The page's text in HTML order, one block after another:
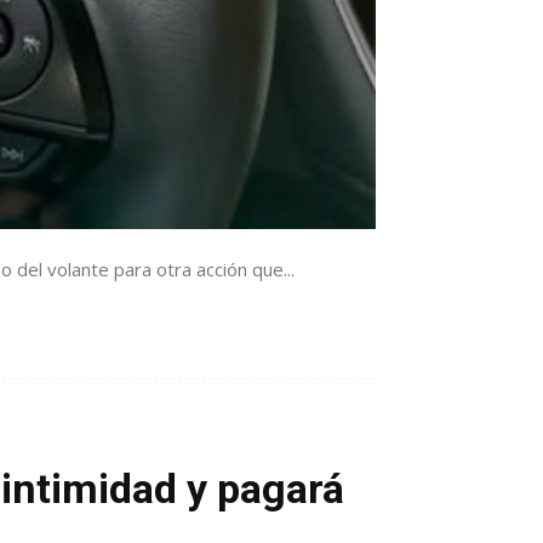
del volante para otra acción que...
y pagará